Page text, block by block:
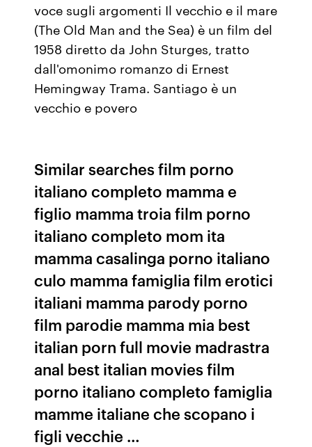
voce sugli argomenti Il vecchio e il mare
(The Old Man and the Sea) è un film del
1958 diretto da John Sturges, tratto
dall'omonimo romanzo di Ernest
Hemingway Trama. Santiago è un
vecchio e povero
Similar searches film porno
italiano completo mamma e
figlio mamma troia film porno
italiano completo mom ita
mamma casalinga porno italiano
culo mamma famiglia film erotici
italiani mamma parody porno
film parodie mamma mia best
italian porn full movie madrastra
anal best italian movies film
porno italiano completo famiglia
mamme italiane che scopano i
figli vecchie …